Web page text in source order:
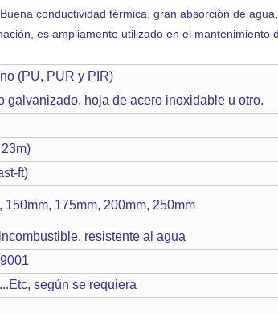
conductividad térmica, gran absorción de
es ampliamente utilizado en el
(PU, PUR y PIR)
galvanizado, hoja de acero inoxidable u otro.
ft)
175mm, 200mm, 250mm
resistente al agua
según se requiera